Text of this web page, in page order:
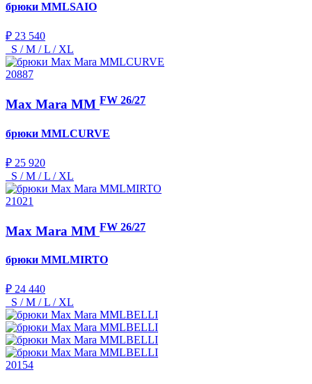
брюки MMLSAIO
₽ 23 540
S / M / L / XL
20887
Max Mara MM FW 26/27
брюки MMLCURVE
₽ 25 920
S / M / L / XL
21021
Max Mara MM FW 26/27
брюки MMLMIRTO
₽ 24 440
S / M / L / XL
20154